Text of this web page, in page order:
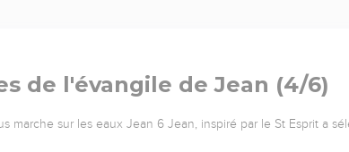
de l'évangile de Jean (4/6)
marche sur les eaux Jean 6 Jean, inspiré par le St Esprit a